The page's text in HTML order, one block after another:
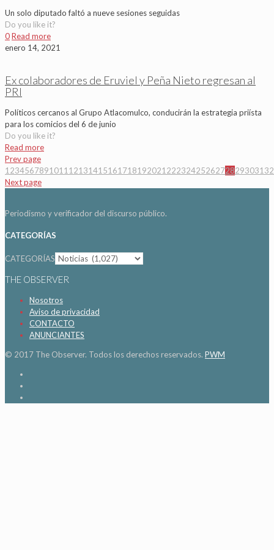
Un solo diputado faltó a nueve sesiones seguidas
Do you like it?
0Read more
enero 14, 2021
Ex colaboradores de Eruviel y Peña Nieto regresan al
PRI
Políticos cercanos al Grupo Atlacomulco, conducirán la estrategia priísta
para los comicios del 6 de junio
Do you like it?
Read more
Prev page
1 234567891011 12131415161718192021 22232425262728293031 32
Next page
Periodismo y verificador del discurso público.
CATEGORÍAS
CATEGORÍAS
THE OBSERVER
Nosotros
Aviso de privacidad
CONTACTO
ANUNCIANTES
© 2017 The Observer. Todos los derechos reservados. PWM